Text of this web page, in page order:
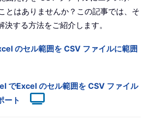
とはありませんか？この記事では、そ
する方法をご紹介します。
のセル範囲を CSV ファイルに範囲
でExcel のセル範囲を CSV ファイル
ート